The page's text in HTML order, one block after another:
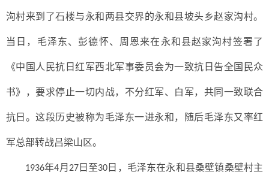
沟村来到了石楼与永和两县交界的永和县坡头乡赵家沟村。
当日，毛泽东、彭德怀、周恩来在永和县赵家沟村签署了
《中国人民抗日红军西北军事委员会为一致抗日告全国民众
书》，要求停止一切内战，不分红军、白军，共同一致联合
抗日。这段历史被称为毛泽东一进永和，随后毛泽东又率红
军总部转战吕梁山区。
1936年4月 27日至30 日，毛泽东在永和县桑壁镇桑壁村主